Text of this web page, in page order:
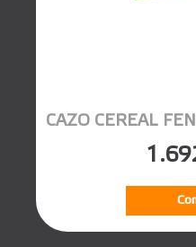
CAZO CEREAL